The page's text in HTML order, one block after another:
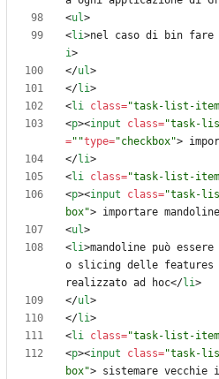
<ul>
<li>nel caso di bin fare
i>
</ul>
</li>
<li class="task-list-item
<p><input class="task-
=""type="checkbox">
</li>
<li class="task-list-item
<p><input class="task-
box"> importare mandoline
<ul>
<li>mandoline può
o slicing delle features
realizzato ad hoc</li>
</ul>
</li>
<li class="task-list-item
<p><input class="task-
box"> sistemare vecchie